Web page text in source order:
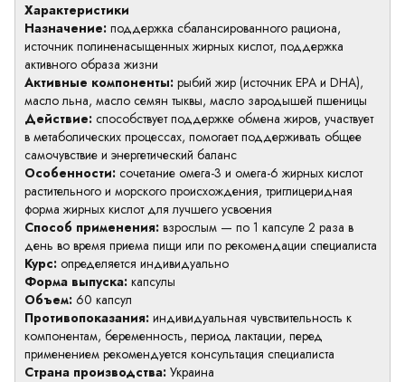
Характеристики
Назначение: поддержка сбалансированного рациона,
источник полиненасыщенных жирных кислот, поддержка
активного образа жизни
Активные компоненты: рыбий жир (источник EPA и DHA),
масло льна, масло семян тыквы, масло зародышей пшеницы
Действие: способствует поддержке обмена жиров, участвует
в метаболических процессах, помогает поддерживать общее
самочувствие и энергетический баланс
Особенности: сочетание омега-3 и омега-6 жирных кислот
растительного и морского происхождения, триглицеридная
форма жирных кислот для лучшего усвоения
Способ применения: взрослым — по 1 капсуле 2 раза в
день во время приема пищи или по рекомендации специалиста
Курс: определяется индивидуально
Форма выпуска: капсулы
Объем: 60 капсул
Противопоказания: индивидуальная чувствительность к
компонентам, беременность, период лактации, перед
применением рекомендуется консультация специалиста
Страна производства: Украина